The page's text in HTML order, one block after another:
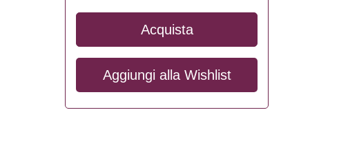
Acquista
Aggiungi alla Wishlist